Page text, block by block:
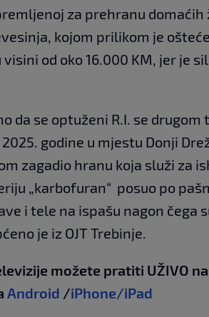
za prehranu
kojom prilikom je
od oko 16.000 KM, jer je
da se optuženi R.I. se
2025. godine u mjestu Donji
zagadio hranu koja služi za
„karbofuran“ posuo po
i tele na ispašu nagon čega
je iz OJT Trebinje.
možete pratiti UŽIVO na
Android /iPhone/iPad